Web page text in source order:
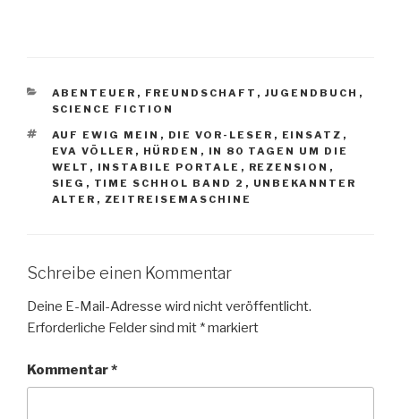
KATEGORIEN
ABENTEUER , FREUNDSCHAFT , JUGENDBUCH ,
SCIENCE FICTION
SCHLAGWÖRTER
AUF EWIG MEIN , DIE VOR-LESER , EINSATZ ,
EVA VÖLLER , HÜRDEN , IN 80 TAGEN UM DIE
WELT , INSTABILE PORTALE , REZENSION ,
SIEG , TIME SCHHOL BAND 2 , UNBEKANNTER
ALTER , ZEITREISEMASCHINE
Schreibe einen Kommentar
Deine E-Mail-Adresse wird nicht veröffentlicht.
Erforderliche Felder sind mit *markiert
Kommentar*